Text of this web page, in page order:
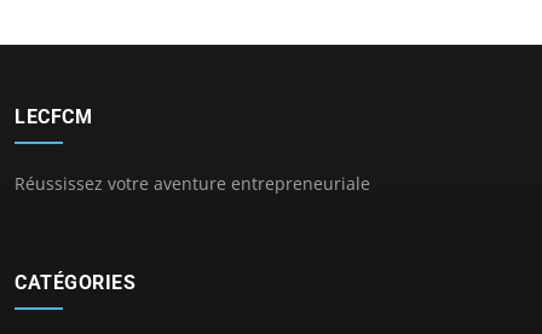
LECFCM
Réussissez votre aventure entrepreneuriale
CATÉGORIES